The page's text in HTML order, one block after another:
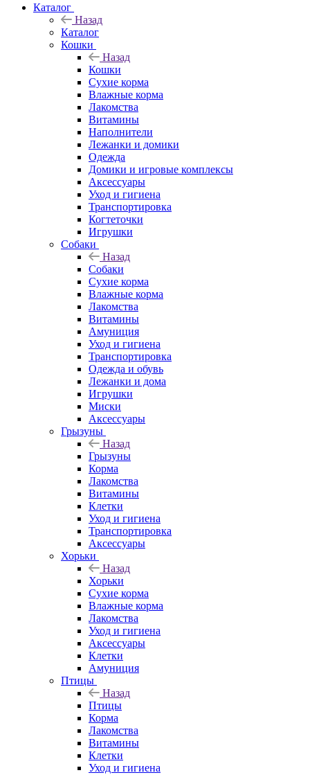
Каталог
Назад
Каталог
Кошки
Назад
Кошки
Сухие корма
Влажные корма
Лакомства
Витамины
Наполнители
Лежанки и домики
Одежда
Домики и игровые комплексы
Аксессуары
Уход и гигиена
Транспортировка
Когтеточки
Игрушки
Собаки
Назад
Собаки
Сухие корма
Влажные корма
Лакомства
Витамины
Амуниция
Уход и гигиена
Транспортировка
Одежда и обувь
Лежанки и дома
Игрушки
Миски
Аксессуары
Грызуны
Назад
Грызуны
Корма
Лакомства
Витамины
Клетки
Уход и гигиена
Транспортировка
Аксессуары
Хорьки
Назад
Хорьки
Сухие корма
Влажные корма
Лакомства
Уход и гигиена
Аксессуары
Клетки
Амуниция
Птицы
Назад
Птицы
Корма
Лакомства
Витамины
Клетки
Уход и гигиена